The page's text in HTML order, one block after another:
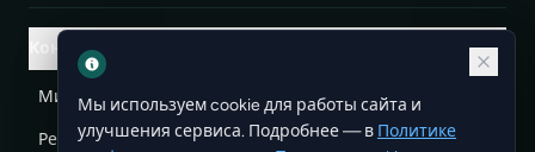
Контакты
Михаленко Руслан Леонидович, УНП ЕА3732804
Республика Беларусь info@doit.by
Мы используем cookie для работы сайта и
улучшения сервиса. Подробнее — в Политике